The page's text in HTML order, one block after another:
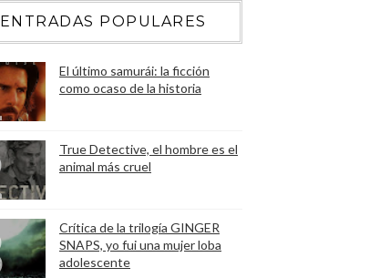
ENTRADAS POPULARES
El último samurái: la ficción
como ocaso de la historia
True Detective, el hombre es el
animal más cruel
Crítica de la trilogía GINGER
SNAPS, yo fui una mujer loba
adolescente